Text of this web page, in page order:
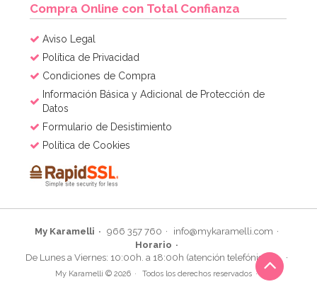
Compra Online con Total Confianza
Aviso Legal
Política de Privacidad
Condiciones de Compra
Información Básica y Adicional de Protección de
Datos
Formulario de Desistimiento
Política de Cookies
My Karamelli 966 357 760
info@mykaramelli.com
Horario
De Lunes a Viernes: 10:00h. a 18:00h (atención telefónica)
My Karamelli © 2026 Todos los derechos reservados